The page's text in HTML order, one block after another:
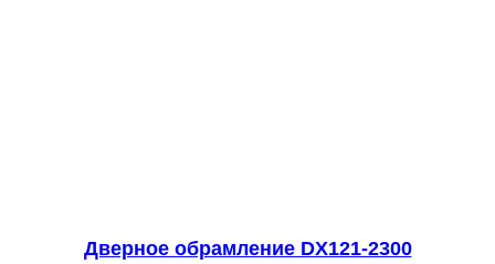
Дверное обрамление DX121-2300